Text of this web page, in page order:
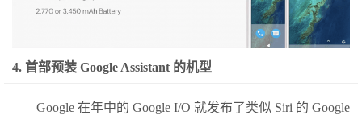
4. 首部预装 Google Assistant 的机型
Google 在年中的 Google I/O 就发布了类似 Siri 的 Google